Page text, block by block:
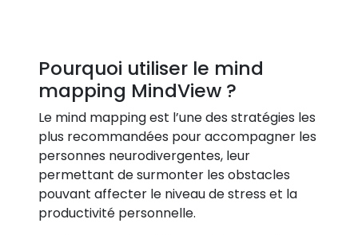
Pourquoi utiliser le mind
mapping MindView ?
Le mind mapping est l’une des stratégies les
plus recommandées pour accompagner les
personnes neurodivergentes, leur
permettant de surmonter les obstacles
pouvant affecter le niveau de stress et la
productivité personnelle.